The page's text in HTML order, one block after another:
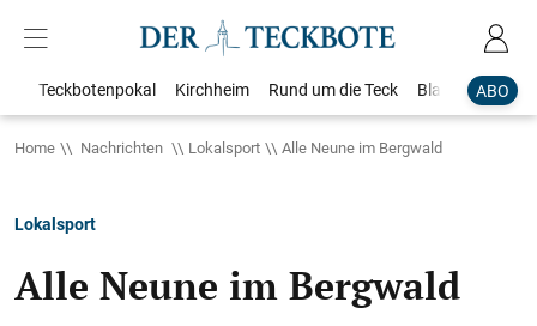
ABO
Teckbotenpokal Kirchheim Rund um die Teck Blaulicht
Home Nachrichten Lokalsport Alle Neune im Bergwald
Lokalsport
Alle Neune im Bergwald